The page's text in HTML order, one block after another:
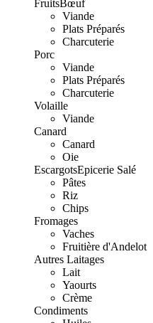
FruitsBœuf
Viande
Plats Préparés
Charcuterie
Porc
Viande
Plats Préparés
Charcuterie
Volaille
Viande
Canard
Canard
Oie
EscargotsEpicerie Salé
Pâtes
Riz
Chips
Fromages
Vaches
Fruitière d'Andelot
Autres Laitages
Lait
Yaourts
Crème
Condiments